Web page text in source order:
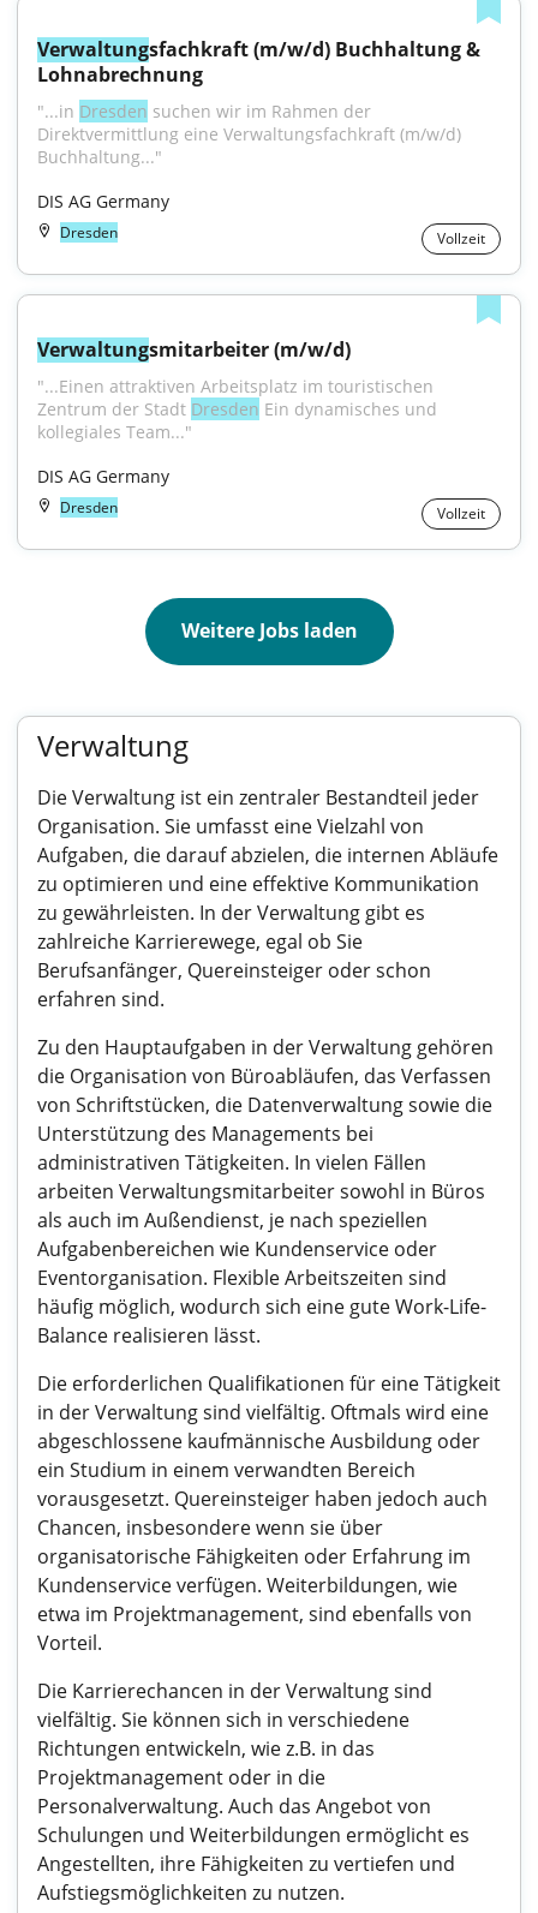
Verwaltungsfachkraft (m/w/d) Buchhaltung &
Lohnabrechnung
"...in Dresden suchen wir im Rahmen der
Direktvermittlung eine Verwaltungsfachkraft (m/w/d)
Buchhaltung..."
DIS AG Germany
Dresden Vollzeit
Verwaltungsmitarbeiter (m/w/d)
"...Einen attraktiven Arbeitsplatz im touristischen
Zentrum der Stadt Dresden Ein dynamisches und
kollegiales Team..."
DIS AG Germany
Dresden Vollzeit
Weitere Jobs laden
Verwaltung
Die Verwaltung ist ein zentraler Bestandteil jeder
Organisation. Sie umfasst eine Vielzahl von
Aufgaben, die darauf abzielen, die internen Abläufe
zu optimieren und eine effektive Kommunikation
zu gewährleisten. In der Verwaltung gibt es
zahlreiche Karrierewege, egal ob Sie
Berufsanfänger, Quereinsteiger oder schon
erfahren sind.
Zu den Hauptaufgaben in der Verwaltung gehören
die Organisation von Büroabläufen, das Verfassen
von Schriftstücken, die Datenverwaltung sowie die
Unterstützung des Managements bei
administrativen Tätigkeiten. In vielen Fällen
arbeiten Verwaltungsmitarbeiter sowohl in Büros
als auch im Außendienst, je nach speziellen
Aufgabenbereichen wie Kundenservice oder
Eventorganisation. Flexible Arbeitszeiten sind
häufig möglich, wodurch sich eine gute Work-Life-
Balance realisieren lässt.
Die erforderlichen Qualifikationen für eine Tätigkeit
in der Verwaltung sind vielfältig. Oftmals wird eine
abgeschlossene kaufmännische Ausbildung oder
ein Studium in einem verwandten Bereich
vorausgesetzt. Quereinsteiger haben jedoch auch
Chancen, insbesondere wenn sie über
organisatorische Fähigkeiten oder Erfahrung im
Kundenservice verfügen. Weiterbildungen, wie
etwa im Projektmanagement, sind ebenfalls von
Vorteil.
Die Karrierechancen in der Verwaltung sind
vielfältig. Sie können sich in verschiedene
Richtungen entwickeln, wie z.B. in das
Projektmanagement oder in die
Personalverwaltung. Auch das Angebot von
Schulungen und Weiterbildungen ermöglicht es
Angestellten, ihre Fähigkeiten zu vertiefen und
Aufstiegsmöglichkeiten zu nutzen.